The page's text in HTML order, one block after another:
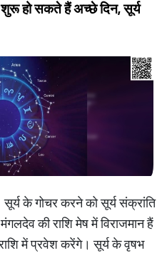
शुरू हो सकते हैं अच्छे दिन, सूर्य
सूर्य के गोचर करने को सूर्य संक्रांति
की राशि मेष में विराजमान हैं
में प्रवेश करेंगे। सूर्य के वृषभ